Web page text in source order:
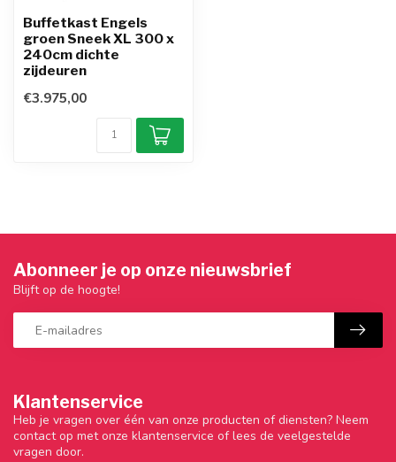
Buffetkast Engels
groen Sneek XL 300 x
240cm dichte
zijdeuren
€3.975,00
Klantenservice
Heb je vragen over één van onze producten of diensten? Neem
contact op met onze klantenservice of lees de veelgestelde
vragen door.
Abonneer je op onze nieuwsbrief
Blijft op de hoogte!